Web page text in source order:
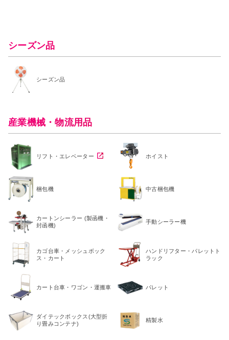
シーズン品
シーズン品
産業機械・物流用品
リフト・エレベーター ホイスト
梱包機 中古梱包機
カートンシーラー (製函機・
封函機)
手動シーラー機
カゴ台車・メッシュボック
ス・カート
ハンドリフター・パレットト
ラック
カート台車・ワゴン・運搬車 パレット
ダイテックボックス(大型折
り畳みコンテナ)
精製水